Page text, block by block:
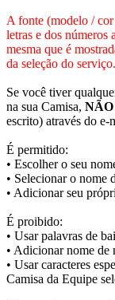
A fonte (modelo /
letras e dos números
mesma que é
da seleção do serviço.
Se você tiver
na sua Camisa, NÃO
escrito) através do e-
É permitido:
• Escolher o seu
• Selecionar o nome
• Adicionar seu
É proibido:
• Usar palavras de
• Adicionar nome de
• Usar caracteres
Camisa da Equipe